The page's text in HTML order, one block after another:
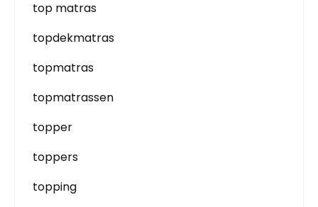
top matras
topdekmatras
topmatras
topmatrassen
topper
toppers
topping